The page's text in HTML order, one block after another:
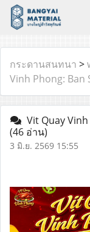
กระดานสนทนา >
Vinh Phong: Ban
Vit Quay
(46 อ่าน)
3 มิ.ย. 2569 15:55